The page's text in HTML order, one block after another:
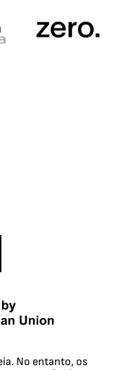
No entanto, os